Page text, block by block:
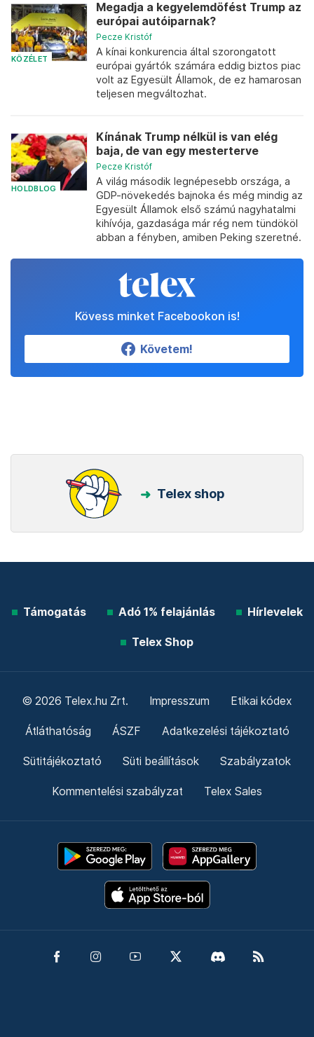
KÖZÉLET
Megadja a kegyelemdöfést Trump az
európai autóiparnak?
Pecze Kristóf
A kínai konkurencia által szorongatott
európai gyártók számára eddig biztos piac
volt az Egyesült Államok, de ez hamarosan
teljesen megváltozhat.
HOLDBLOG
Kínának Trump nélkül is van elég
baja, de van egy mesterterve
Pecze Kristóf
A világ második legnépesebb országa, a
GDP-növekedés bajnoka és még mindig az
Egyesült Államok első számú nagyhatalmi
kihívója, gazdasága már rég nem tündököl
abban a fényben, amiben Peking szeretné.
Kövess minket Facebookon is!
Követem!
Telex shop
Támogatás Adó 1% felajánlás Hírlevelek
Telex Shop
© 2026 Telex.hu Zrt. Impresszum Etikai kódex
Átláthatóság ÁSZF Adatkezelési tájékoztató
Sütitájékoztató Süti beállítások Szabályzatok
Kommentelési szabályzat Telex Sales